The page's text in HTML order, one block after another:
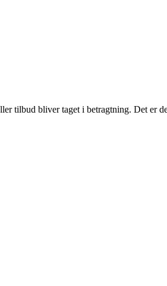
tilbud bliver taget i betragtning. Det er